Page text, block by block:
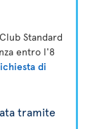
Standard
entro l'8
di
tramite